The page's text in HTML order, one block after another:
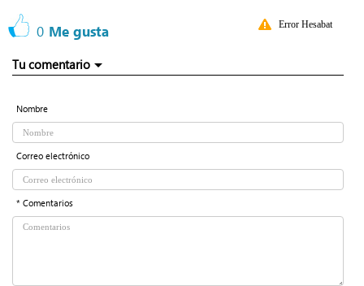
0 Me gusta Error Hesabat
Tu comentario
Nombre
Correo electrónico
* Comentarios